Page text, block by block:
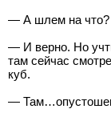
— А шлем на что?
— И верно. Но
там сейчас
куб.
—